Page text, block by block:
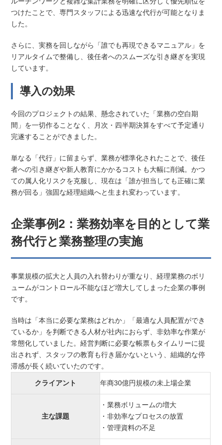
つけたことで、専門スタッフによる迅速な代行が可能となりま
した。
さらに、実務を回しながら「誰でも再現できるマニュアル」を
リアルタイムで整備し、後任者へのスムーズな引き継ぎを実現
しています。
導入の効果
今回のプロジェクトの結果、懸念されていた「業務の空白期
間」を一切作ることなく、月次・四半期決算をすべて予定通り
完遂することができました。
単なる「代行」に留まらず、業務が標準化されたことで、後任
者への引き継ぎや新人教育にかかるコストも大幅に削減。かつ
ての属人化リスクを克服し、現在は「誰が担当しても正確に業
務が回る」強固な経理組織へと生まれ変わっています。
企業事例2：業務効率を目的として業
務代行と業務整理の実施
事業規模の拡大と人員の入れ替わりが重なり、経理業務のボリ
ュームがコントロール不能なほど増大してしまった企業の事例
です。
当時は「本当に必要な業務はどれか」「最適な人員配置ができ
ているか」を判断できる人材が社内におらず、非効率な作業が
常態化していました。経営判断に必要な帳票もタイムリーに提
出されず、スタッフの教育も行き届かないという、組織的な停
滞感が長く続いていたのです。
クライアント 年商30億円規模の未上場企業
主な課題
・業務ボリュームの増大
・非効率なプロセスの放置
・管理資料の不足